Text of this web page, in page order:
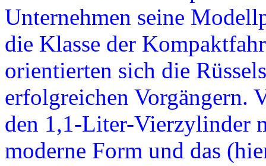
Unternehmen seine
die Klasse der
orientierten sich die
erfolgreichen Vorgängern.
den 1,1-Liter-Vierzylinder
moderne Form und das